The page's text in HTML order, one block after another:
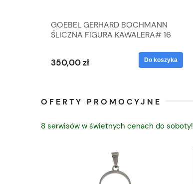
GOEBEL GERHARD BOCHMANN
ŚLICZNA FIGURA KAWALERA# 16
350,00 zł Do koszyka
OFERTY PROMOCYJNE
8 serwisów w świetnych cenach do soboty!